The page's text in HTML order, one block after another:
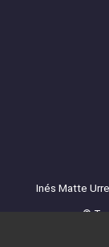
Inés Matte
©